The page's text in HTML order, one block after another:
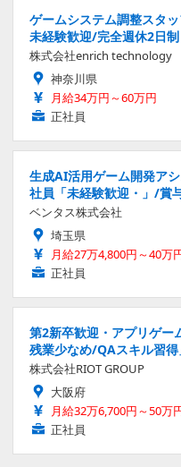
ゲームシステム調整スタ
未経験歓迎/完全週休2日
株式会社enrich technology
神奈川県
月給34万円～60万円
正社員
生成AI活用ゲーム開発ア
社員「未経験歓迎・」/賞
ベンタス株式会社
埼玉県
月給27万4,800円～40万
正社員
第2新卒歓迎・アプリゲー
残業少なめ/QAスキル習得
株式会社RIOT GROUP
大阪府
月給32万6,700円～50万
正社員